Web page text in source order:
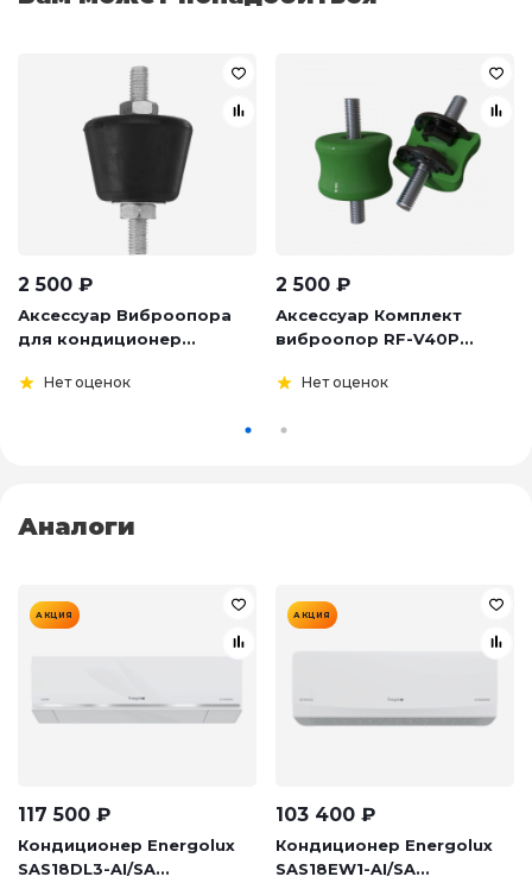
2 500 ₽
Аксессуар Виброопора
для кондиционер...
Нет оценок
2 500 ₽
Аксессуар Комплект
виброопор RF-V40P...
Нет оценок
Аналоги
АКЦИЯ
117 500 ₽
Кондиционер Energolux
SAS18DL3-AI/SA...
АКЦИЯ
103 400 ₽
Кондиционер Energolux
SAS18EW1-AI/SA...